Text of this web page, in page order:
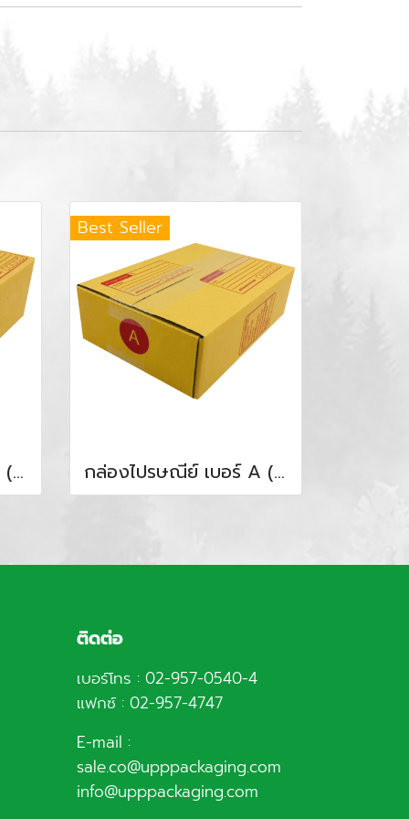
กล่องไปรษณีย์ เบอร์ 0 ( 2.25 บาท / ใบ )
Best Seller
กล่องไปรษณีย์ เบอร์ A ( 2.95 บาท / ใบ )
ติดต่อ
เบอร์โทร : 02-957-0540-4
แฟกซ์ : 02-957-4747
E-mail :
sale.co@upppackaging.com
info@upppackaging.com